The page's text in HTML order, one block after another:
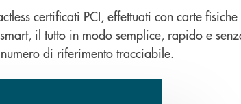
certificati PCI, effettuati con carte
il tutto in modo semplice, rapido e
di riferimento tracciabile.